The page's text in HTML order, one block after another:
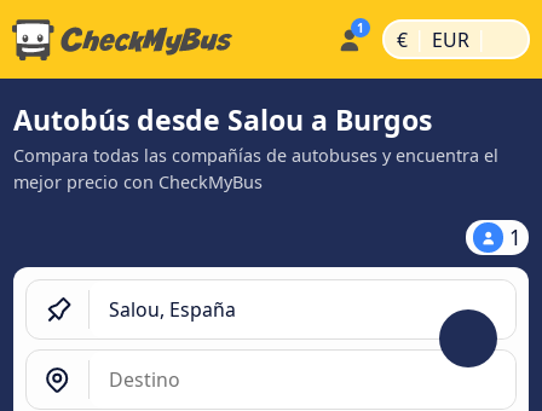
€ | EUR |
Autobús desde Salou a Burgos
Compara todas las compañías de autobuses y encuentra el
mejor precio con CheckMyBus
1